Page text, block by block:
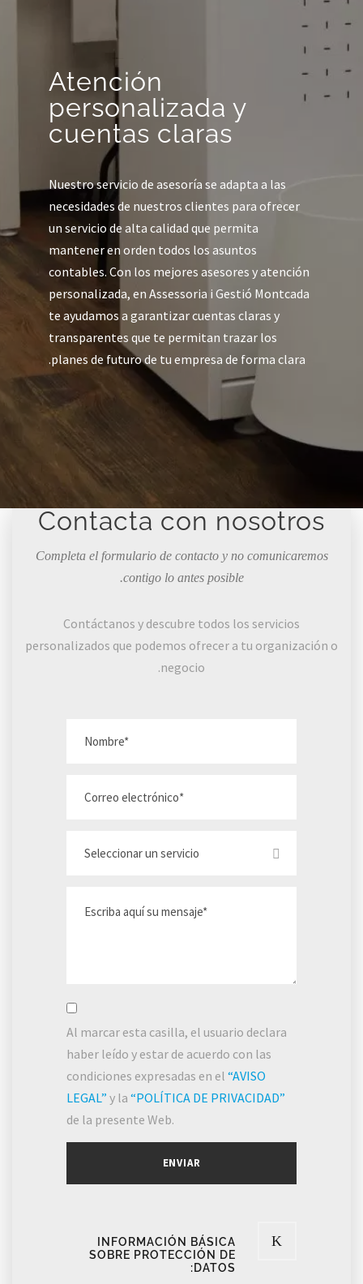
Atención
personalizada y
cuentas claras
Nuestro servicio de asesoría se adapta a las
necesidades de nuestros clientes para ofrecer
un servicio de alta calidad que permita
mantener en orden todos los asuntos
contables. Con los mejores asesores y atención
personalizada, en Assessoria i Gestió Montcada
te ayudamos a garantizar cuentas claras y
transparentes que te permitan trazar los
planes de futuro de tu empresa de forma clara.
Contacta con nosotros
Completa el formulario de contacto y no comunicaremos
contigo lo antes posible.
Contáctanos y descubre todos los servicios
personalizados que podemos ofrecer a tu organización o
negocio.
Al marcar esta casilla, el usuario declara
haber leído y estar de acuerdo con las
condiciones expresadas en el“AVISO
LEGAL” y la“POLÍTICA DE PRIVACIDAD”
de la presente Web.
INFORMACIÓN BÁSICA
SOBRE PROTECCIÓN DE
DATOS: